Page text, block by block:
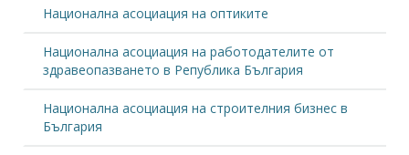
Национална асоциация на оптиките
Национална асоциация на работодателите от
здравеопазването в Република България
Национална асоциация на строителния бизнес в
България